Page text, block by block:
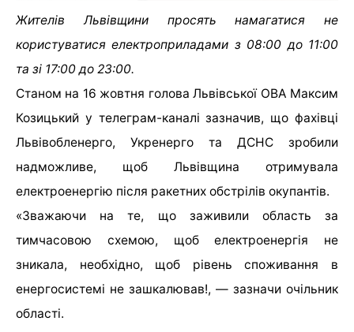
Жителів Львівщини просять намагатися не
користуватися електроприладами з 08:00 до 11:00
та зі 17:00 до 23:00.
Станом на 16 жовтня голова Львівської ОВА Максим
Козицький у телеграм-каналі зазначив, що фахівці
Львівобленерго, Укренерго та ДСНС зробили
надможливе, щоб Львівщина отримувала
електроенергію після ракетних обстрілів окупантів.
«Зважаючи на те, що заживили область за
тимчасовою схемою, щоб електроенергія не
зникала, необхідно, щоб рівень споживання в
енергосистемі не зашкалював!, — зазначи очільник
області.